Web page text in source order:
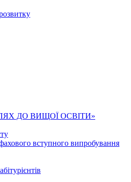
ДО ВИЩОЇ ОСВІТИ»
вступного випробування